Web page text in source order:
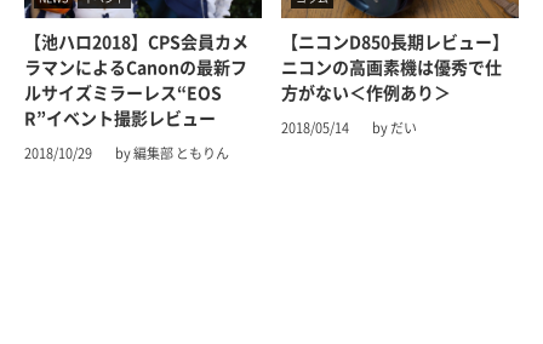
【池ハロ2018】CPS会員カメ
ラマンによるCanonの最新フ
ルサイズミラーレス“EOS
R”イベント撮影レビュー
2018/10/29 by 編集部 ともりん
【ニコンD850長期レビュー】
ニコンの高画素機は優秀で仕
方がない＜作例あり＞
2018/05/14 by だい